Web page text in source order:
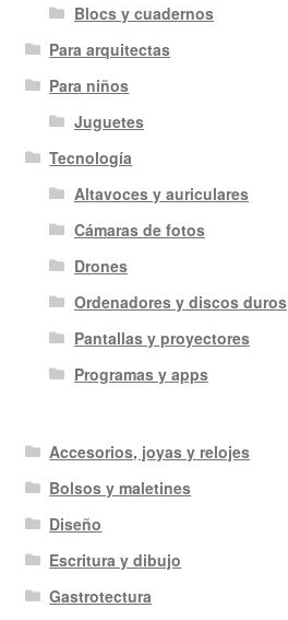
Blocs y cuadernos
Para arquitectas
Para niños
Juguetes
Tecnología
Altavoces y auriculares
Cámaras de fotos
Drones
Ordenadores y discos duros
Pantallas y proyectores
Programas y apps
Accesorios, joyas y relojes
Bolsos y maletines
Diseño
Escritura y dibujo
Gastrotectura